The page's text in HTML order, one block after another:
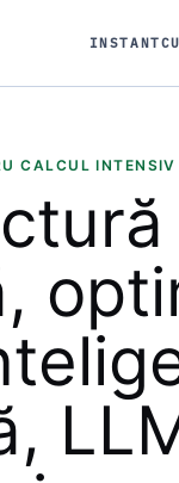
INSTANT
CALCUL INTENSIV